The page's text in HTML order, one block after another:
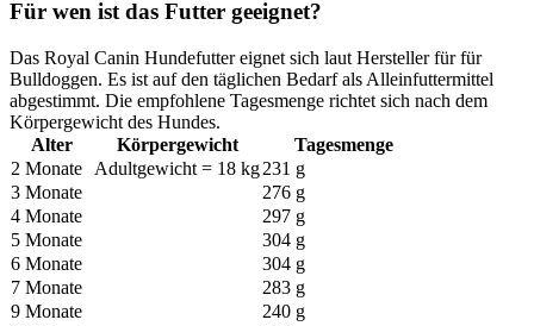
Für wen ist das Futter geeignet?
Das Royal Canin Hundefutter eignet sich laut Hersteller für für
Bulldoggen. Es ist auf den täglichen Bedarf als Alleinfuttermittel
abgestimmt. Die empfohlene Tagesmenge richtet sich nach dem
Körpergewicht des Hundes.
Alter
Körpergewicht
Tagesmenge
2 Monate
Adultgewicht = 18 kg231 g
3 Monate
276 g
4 Monate
297 g
5 Monate
304 g
6 Monate
304 g
7 Monate
283 g
9 Monate
240 g